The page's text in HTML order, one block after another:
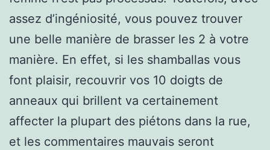
assez d’ingéniosité, vous pouvez trouver
une belle manière de brasser les 2 à votre
manière. En effet, si les shamballas vous
font plaisir, recouvrir vos 10 doigts de
anneaux qui brillent va certainement
affecter la plupart des piétons dans la rue,
et les commentaires mauvais seront